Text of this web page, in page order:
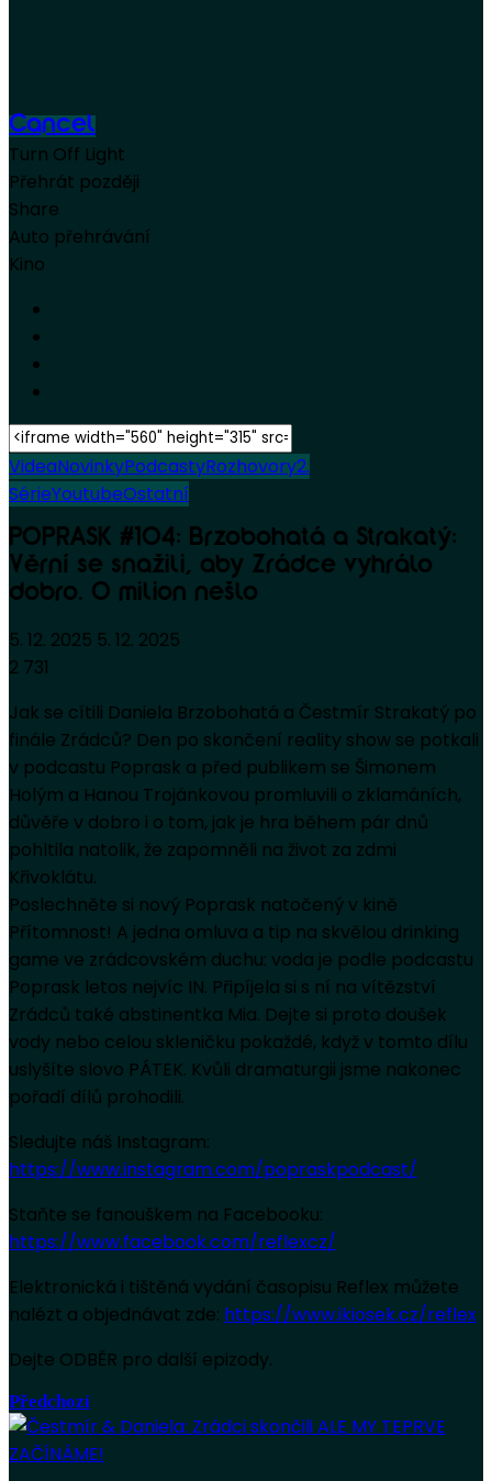
Cancel
Turn Off Light
Přehrát později
Share
Auto přehrávání
Kino
VideaNovinkyPodcastyRozhovory2.
SérieYoutubeOstatní
POPRASK #104: Brzobohatá a Strakatý:
Věrní se snažili, aby Zrádce vyhrálo
dobro. O milion nešlo
5. 12. 2025 5. 12. 2025
2 731
Jak se cítili Daniela Brzobohatá a Čestmír Strakatý po
finále Zrádců? Den po skončení reality show se potkali
v podcastu Poprask a před publikem se Šimonem
Holým a Hanou Trojánkovou promluvili o zklamáních,
důvěře v dobro i o tom, jak je hra během pár dnů
pohltila natolik, že zapomněli na život za zdmi
Křivoklátu.
Poslechněte si nový Poprask natočený v kině
Přítomnost! A jedna omluva a tip na skvělou drinking
game ve zrádcovském duchu: voda je podle podcastu
Poprask letos nejvíc IN. Připíjela si s ní na vítězství
Zrádců také abstinentka Mia. Dejte si proto doušek
vody nebo celou skleničku pokaždé, když v tomto dílu
uslyšíte slovo PÁTEK. Kvůli dramaturgii jsme nakonec
pořadí dílů prohodili.
Sledujte náš Instagram:
https://www.instagram.com/popraskpodcast/
Staňte se fanouškem na Facebooku:
https://www.facebook.com/reflexcz/
Elektronická i tištěná vydání časopisu Reflex můžete
nalézt a objednávat zde: https://www.ikiosek.cz/reflex
Dejte ODBĚR pro další epizody.
Předchozí